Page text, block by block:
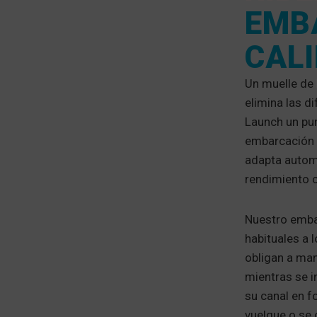
Un muelle
elimina las
Launch un
adapta
rendimiento
Nuestro
habituales a
obligan a
mientras se
su canal en